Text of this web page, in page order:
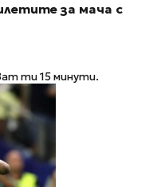
за мача с
ти 15 минути.